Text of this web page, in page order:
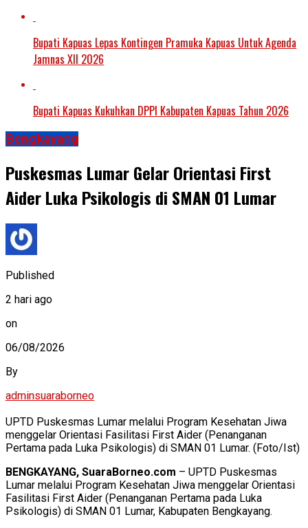
Bupati Kapuas Lepas Kontingen Pramuka Kapuas Untuk Agenda
Jamnas XII 2026
Bupati Kapuas Kukuhkan DPPI Kabupaten Kapuas Tahun 2026
Bengkayang
Puskesmas Lumar Gelar Orientasi First
Aider Luka Psikologis di SMAN 01 Lumar
Published
2 hari ago
on
06/08/2026
By
adminsuaraborneo
UPTD Puskesmas Lumar melalui Program Kesehatan Jiwa
menggelar Orientasi Fasilitasi First Aider (Penanganan
Pertama pada Luka Psikologis) di SMAN 01 Lumar. (Foto/Ist)
BENGKAYANG, SuaraBorneo.com – UPTD Puskesmas
Lumar melalui Program Kesehatan Jiwa menggelar Orientasi
Fasilitasi First Aider (Penanganan Pertama pada Luka
Psikologis) di SMAN 01 Lumar, Kabupaten Bengkayang.